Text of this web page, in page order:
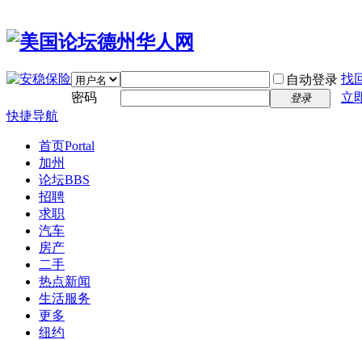
自动登录 找
密码
登录
立
快捷导航
首页Portal
加州
论坛BBS
招聘
求职
汽车
房产
二手
热点新闻
生活服务
更多
纽约